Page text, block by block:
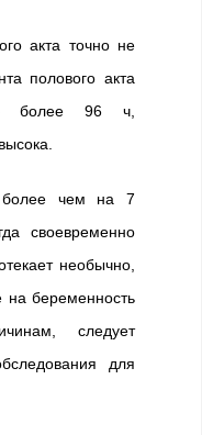
акта точно не
полового акта
более 96 ч,
более чем на 7
своевременно
необычно,
на беременность
следует
для